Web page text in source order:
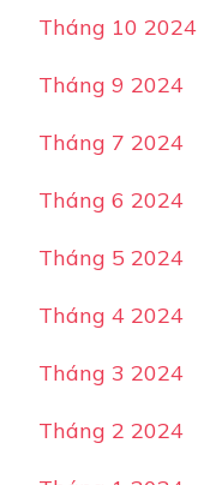
Tháng 10 2024
Tháng 9 2024
Tháng 7 2024
Tháng 6 2024
Tháng 5 2024
Tháng 4 2024
Tháng 3 2024
Tháng 2 2024